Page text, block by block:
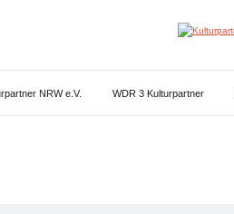
NRW e.V. WDR 3 Kulturpartner